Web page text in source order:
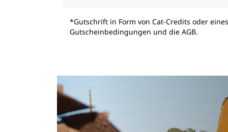
*Gutschrift in Form von Cat-Credits oder
Gutscheinbedingungen und die AGB.